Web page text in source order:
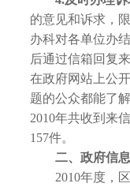
的意见和诉求，
办科对各单位办
后通过信箱回复
在政府网站上公
题的公众都能了
2010年共收到来
157件。
二、政府信息
2010年度，区